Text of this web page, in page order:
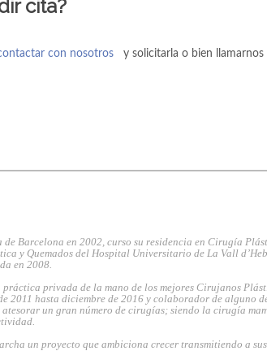
cita?
con nosotros y solicitarla o bien llamarnos
Barcelona en 2002, curso su residencia en Cirugía
y Quemados del Hospital Universitario de La Vall
en 2008.
práctica privada de la mano de los mejores Cirujanos
2011 hasta diciembre de 2016 y colaborador de alguno
un gran número de cirugías; siendo la cirugía
un proyecto que ambiciona crecer transmitiendo a sus